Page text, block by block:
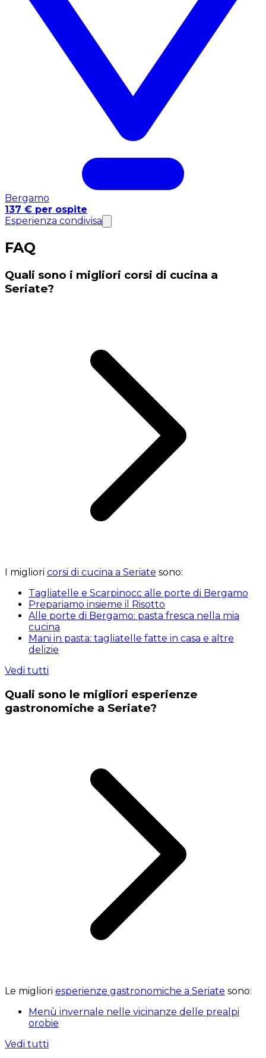
Bergamo
137 € per ospite
Esperienza condivisa
FAQ
Quali sono i migliori corsi di cucina a
Seriate?
I migliori corsi di cucina a Seriate sono:
Tagliatelle e Scarpinocc alle porte di Bergamo
Prepariamo insieme il Risotto
Alle porte di Bergamo: pasta fresca nella mia
cucina
Mani in pasta: tagliatelle fatte in casa e altre
delizie
Vedi tutti
Quali sono le migliori esperienze
gastronomiche a Seriate?
Le migliori esperienze gastronomiche a Seriate sono:
Menù invernale nelle vicinanze delle prealpi
orobie
Vedi tutti